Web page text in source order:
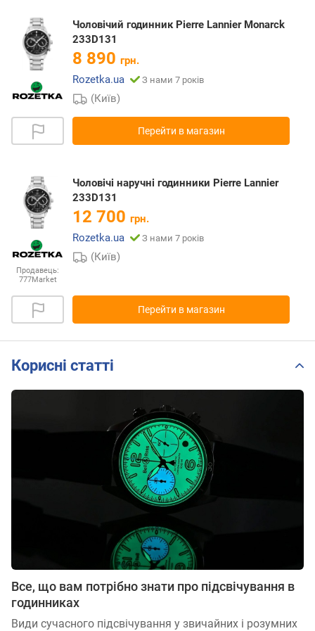
Чоловічий годинник Pierre Lannier Monarck
233D131
8 890 грн.
Rozetka.ua
З нами 7 років
(Київ)
Перейти в магазин
Продавець:
777Market
Чоловічі наручні годинники Pierre Lannier
233D131
12 700 грн.
Rozetka.ua
З нами 7 років
(Київ)
Перейти в магазин
Корисні статті
Все, що вам потрібно знати про підсвічування в
годинниках
Види сучасного підсвічування у звичайних і розумних